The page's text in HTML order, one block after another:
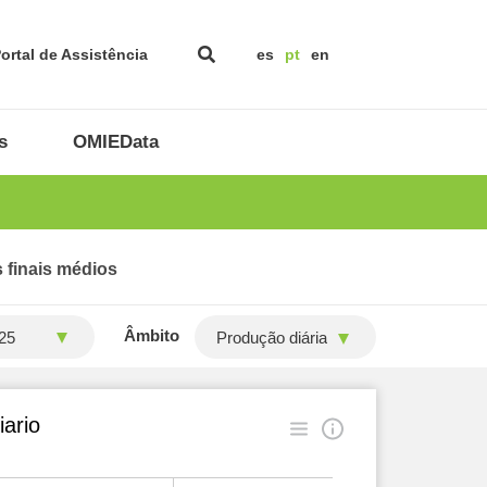
de Assistência es pt en
OMIEData
finais médios
Âmbito Produção diária